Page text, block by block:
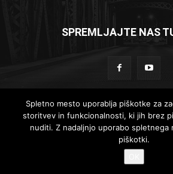
SPREMLJAJTE NAS
© 2019-2025 - 815.si
Globalne novice Komad
Koncertno dogajanje
Spletno mesto uporablja piškotke za
storitvev in funkcionalnosti, ki jih brez
nuditi. Z nadaljnjo uporabo spletnega
piškotki.